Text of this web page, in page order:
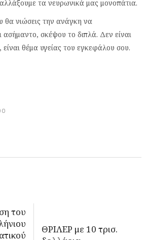
τα νευρωνικά μας μονοπάτια.
νιώσεις την ανάγκη να
ασήμαντο, σκέψου το διπλά. Δεν είναι
θέμα υγείας του εγκεφάλου σου.
του
ΘΡΙΛΕΡ με 10 τρισ.